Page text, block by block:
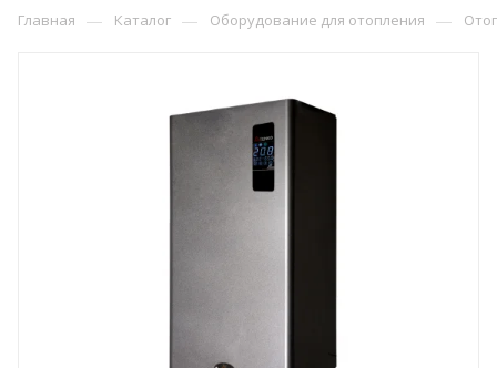
Главная — Каталог — Оборудование для отопления —